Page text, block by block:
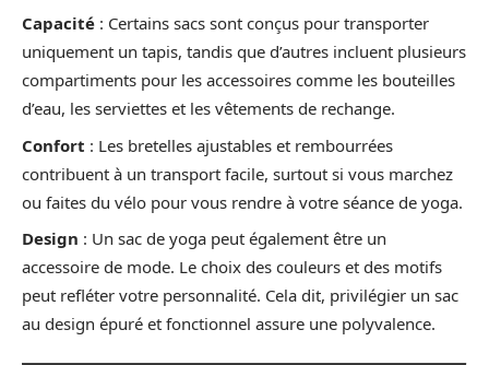
Capacité : Certains sacs sont conçus pour transporter
uniquement un tapis, tandis que d’autres incluent plusieurs
compartiments pour les accessoires comme les bouteilles
d’eau, les serviettes et les vêtements de rechange.
Confort : Les bretelles ajustables et rembourrées
contribuent à un transport facile, surtout si vous marchez
ou faites du vélo pour vous rendre à votre séance de yoga.
Design : Un sac de yoga peut également être un
accessoire de mode. Le choix des couleurs et des motifs
peut refléter votre personnalité. Cela dit, privilégier un sac
au design épuré et fonctionnel assure une polyvalence.